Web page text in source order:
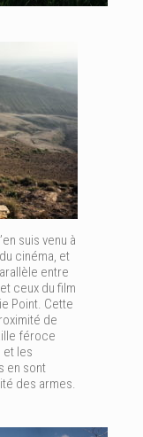
suis venu à
cinéma, et
entre
ceux du film
Point. Cette
de
féroce
les
en sont
des armes.